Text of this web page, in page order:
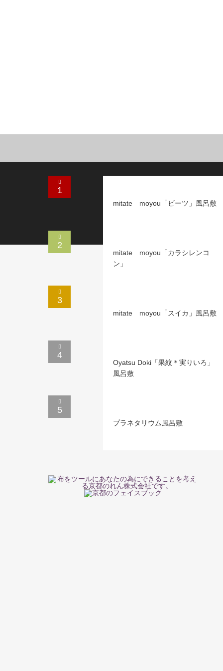
1
mitate moyou「ビーツ」風呂敷
2
mitate moyou「カラシレンコ
ン」
3
mitate moyou「スイカ」風呂敷
4
Oyatsu Doki「果紋＊実りいろ」
風呂敷
5
プラネタリウム風呂敷